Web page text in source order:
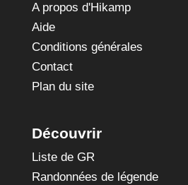
A propos d'Hikamp
Aide
Conditions générales
Contact
Plan du site
Découvrir
Liste de GR
Randonnées de légende